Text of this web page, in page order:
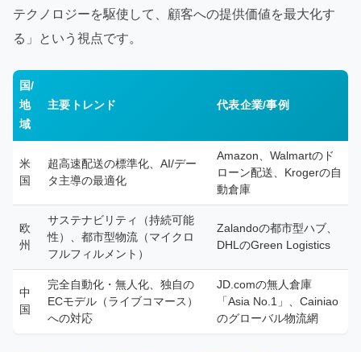
テクノロジーを駆使して、顧客への提供価値を最大化す
る」という視点です。
国/
地
域
主要トレンド 代表企業/事例
米
国
超高速配送の標準化、AI/デー
タ主導の最適化
Amazon、Walmartのド
ローン配送、Krogerの自
動倉庫
欧
州
サステナビリティ（持続可能
性）、都市型物流（マイクロ
フルフィルメント）
Zalandoの都市型ハブ、
DHLのGreen Logistics
中
国
完全自動化・無人化、独自の
ECモデル（ライブコマース）
への対応
JD.comの無人倉庫
「Asia No.1」、Cainiao
のグローバル物流網